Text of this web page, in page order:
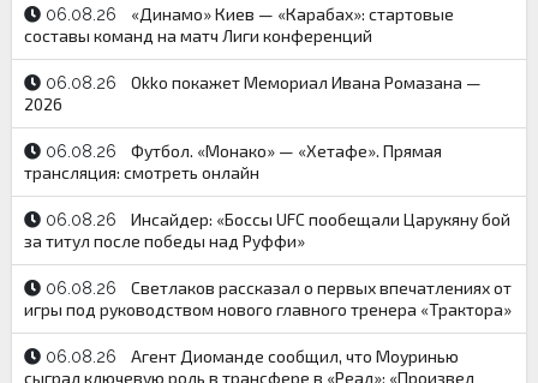
06.08.26
«Динамо» Киев — «Карабах»: стартовые
составы команд на матч Лиги конференций
06.08.26
Okko покажет Мемориал Ивана Ромазана —
2026
06.08.26
Футбол. «Монако» — «Хетафе». Прямая
трансляция: смотреть онлайн
06.08.26
Инсайдер: «Боссы UFC пообещали Царукяну бой
за титул после победы над Руффи»
06.08.26
Светлаков рассказал о первых впечатлениях от
игры под руководством нового главного тренера «Трактора»
06.08.26
Агент Диоманде сообщил, что Моуринью
сыграл ключевую роль в трансфере в «Реал»: «Произвел